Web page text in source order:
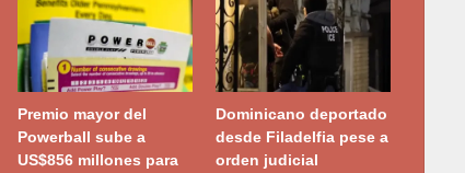
Premio mayor del
Powerball sube a
US$856 millones para
Dominicano deportado
desde Filadelfia pese a
orden judicial